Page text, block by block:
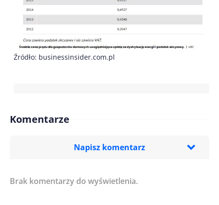
Źródło: businessinsider.com.pl
Komentarze
Napisz komentarz
Imię/ Nick*
Brak komentarzy do wyświetlenia.